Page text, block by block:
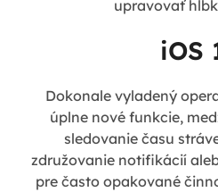
upravovať
iOS
Dokonale vyladený
úplne nové funkcie,
sledovanie času
združovanie notifikácií
pre často opakované